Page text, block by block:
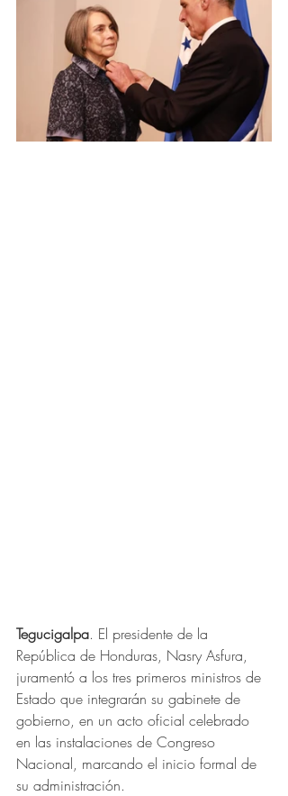
Tegucigalpa. El presidente de la
República de Honduras, Nasry Asfura,
juramentó a los tres primeros ministros de
Estado que integrarán su gabinete de
gobierno, en un acto oficial celebrado
en las instalaciones de Congreso
Nacional, marcando el inicio formal de
su administración.